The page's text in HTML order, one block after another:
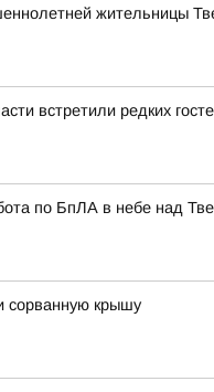
жительницы
встретили редких
по БпЛА в небе над
сорванную крышу